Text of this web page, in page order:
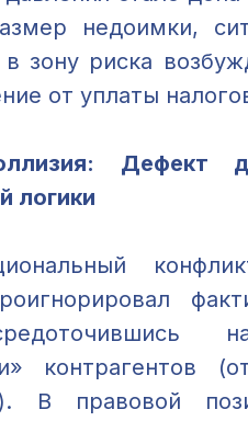
недоимки,
зону риска
от уплаты
Дефект
логики
контрагентов
В правовой